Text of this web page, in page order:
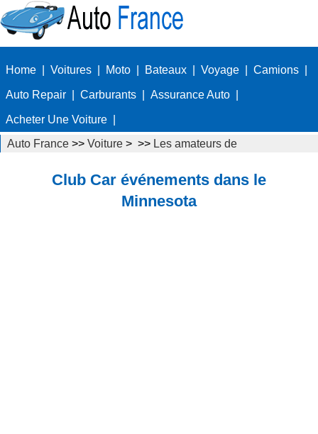
Home Voitures Moto Bateaux Voyage Camions
Auto Repair Carburants Assurance Auto
Acheter Une Voiture
Auto France >> Voiture > >> Les amateurs de
Club Car événements dans le
Minnesota